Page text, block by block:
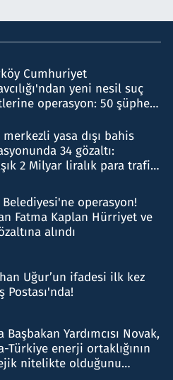
Cumhuriyet
yeni nesil suç
operasyon: 50 şüpheli
yasa dışı bahis
34 gözaltı:
2 Milyar liralık para trafiği
operasyon!
Fatma Kaplan Hürriyet ve
alındı
Uğur’un ifadesi ilk kez
Postası'nda!
Başbakan Yardımcısı Novak,
Türkiye enerji ortaklığının
nitelikte olduğunu